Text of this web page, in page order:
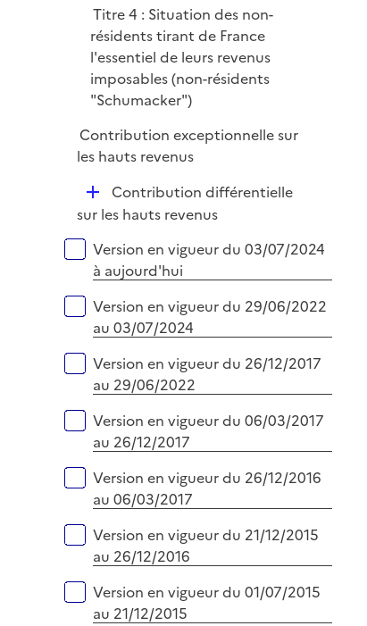
Titre 4 : Situation des non-
résidents tirant de France
l'essentiel de leurs revenus
imposables (non-résidents
"Schumacker")
Contribution exceptionnelle sur
les hauts revenus
D
é
l
i
e
Contribution différentielle
sur les hauts revenus
Versions sur la période
Version en vigueur du 03/07/2024
à aujourd'hui
Version en vigueur du 29/06/2022
au 03/07/2024
Version en vigueur du 26/12/2017
au 29/06/2022
Version en vigueur du 06/03/2017
au 26/12/2017
Version en vigueur du 26/12/2016
au 06/03/2017
Version en vigueur du 21/12/2015
au 26/12/2016
Version en vigueur du 01/07/2015
au 21/12/2015